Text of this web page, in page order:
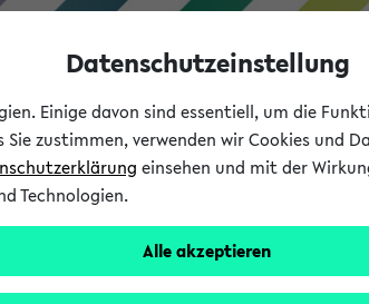
Datenschutzeinstellung
Einige davon sind essentiell, um die
zustimmen, verwenden wir Cookies
einsehen und mit der
Technologien.
Alle akzeptieren